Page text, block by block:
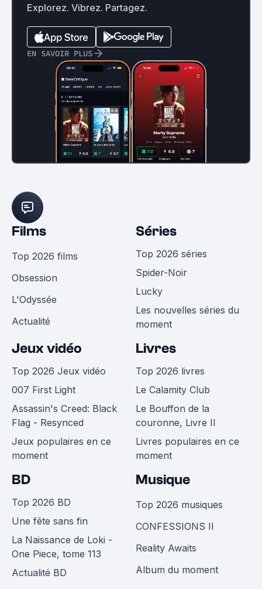
Explorez. Vibrez. Partagez.
EN SAVOIR PLUS
Films
Top 2026 films
Obsession
L'Odyssée
Actualité
Séries
Top 2026 séries
Spider-Noir
Lucky
Les nouvelles séries du
moment
Jeux vidéo
Top 2026 Jeux vidéo
007 First Light
Assassin's Creed: Black
Flag - Resynced
Jeux populaires en ce
moment
Livres
Top 2026 livres
Le Calamity Club
Le Bouffon de la
couronne, Livre II
Livres populaires en ce
moment
BD
Top 2026 BD
Une fête sans fin
La Naissance de Loki -
One Piece, tome 113
Actualité BD
Musique
Top 2026 musiques
CONFESSIONS II
Reality Awaits
Album du moment